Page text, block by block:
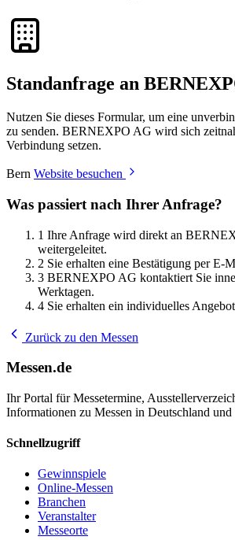
Standanfrage an
Nutzen Sie dieses Formular, um eine
zu senden. BERNEXPO AG wird sich
Verbindung setzen.
Bern Website besuchen
Was passiert nach Ihrer Anfrage?
1 Ihre Anfrage wird direkt an
weitergeleitet.
2 Sie erhalten eine Bestätigung per E-
3 BERNEXPO AG kontaktiert Sie
Werktagen.
4 Sie erhalten ein individuelles
Zurück zu den Messen
Messen.de
Ihr Portal für Messetermine,
Informationen zu Messen in Deutschland und
Schnellzugriff
Gewinnspiele
Online-Messen
Branchen
Veranstalter
Messeorte